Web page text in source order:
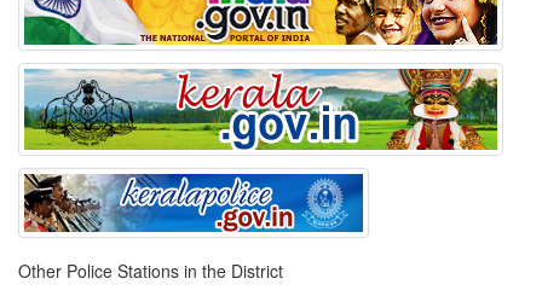
Other Police Stations in the District